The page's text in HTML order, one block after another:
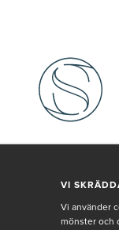
VI
Vi använder
mönster och